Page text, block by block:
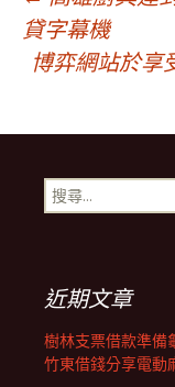
文
章
導
覽
貸字幕機
博弈網站於享
搜
尋
近期文章
樹林支票借款準備
竹東借錢分享電動